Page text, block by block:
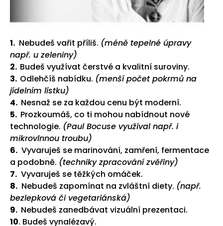
1. Nebudeš vařit příliš. (méně tepelné úpravy
např. u zeleniny)
2. Budeš využívat čerstvé a kvalitní suroviny.
3. Odlehčíš nabídku. (menší počet pokrmů na
jídelním lístku)
4. Nesnaž se za každou cenu být moderní.
5. Prozkoumáš, co ti mohou nabídnout nové
technologie. (Paul Bocuse využíval např. i
mikrovlnnou troubu)
6. Vyvaruješ se marinování, zamření, fermentace
a podobně. (techniky zpracování zvěřiny)
7. Vyvaruješ se těžkých omáček.
8. Nebudeš zapomínat na zvláštní diety. (např.
bezlepková či vegetariánská)
9. Nebudeš zanedbávat vizuální prezentaci.
10. Budeš vynalézavý.